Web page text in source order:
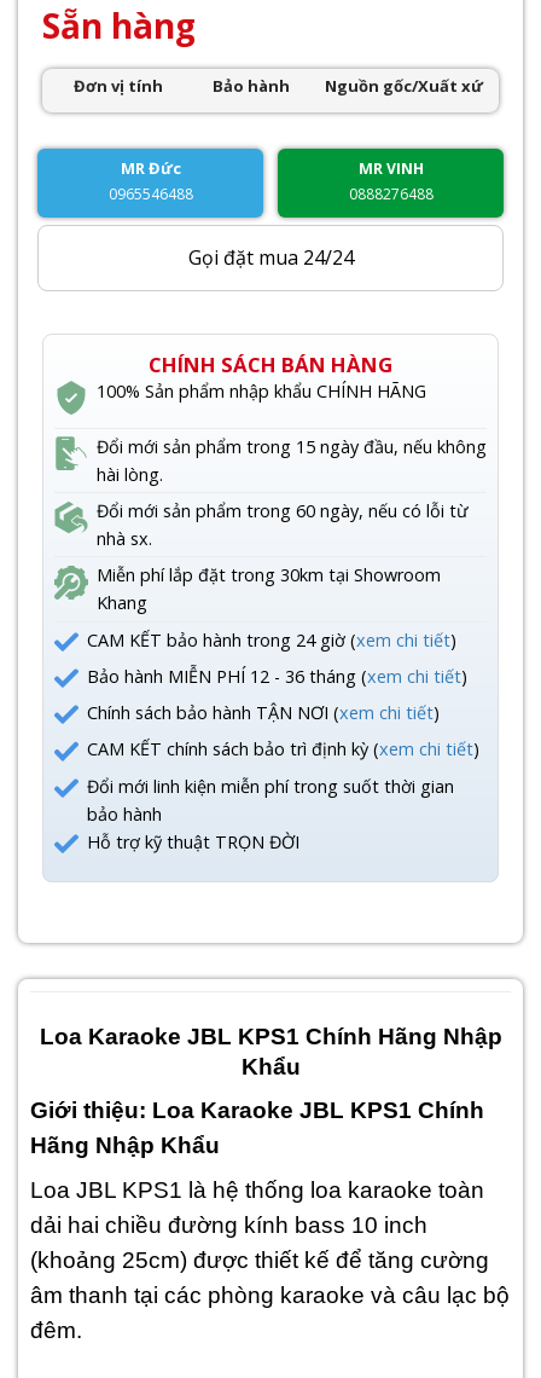
Sẵn hàng
Đơn vị tính Bảo hành Nguồn gốc/Xuất xứ
MR Đức
0965546488
MR VINH
0888276488
Gọi đặt mua 24/24
CHÍNH SÁCH BÁN HÀNG
100% Sản phẩm nhập khẩu CHÍNH HÃNG
Đổi mới sản phẩm trong 15 ngày đầu, nếu không
hài lòng.
Đổi mới sản phẩm trong 60 ngày, nếu có lỗi từ
nhà sx.
Miễn phí lắp đặt trong 30km tại Showroom
Khang
CAM KẾT bảo hành trong 24 giờ (xem chi tiết)
Bảo hành MIỄN PHÍ 12 - 36 tháng (xem chi tiết)
Chính sách bảo hành TẬN NƠI (xem chi tiết)
CAM KẾT chính sách bảo trì định kỳ (xem chi tiết)
Đổi mới linh kiện miễn phí trong suốt thời gian
bảo hành
Hỗ trợ kỹ thuật TRỌN ĐỜI
Loa Karaoke JBL KPS1 Chính Hãng Nhập
Khẩu
Giới thiệu: Loa Karaoke JBL KPS1 Chính
Hãng Nhập Khẩu
Loa JBL KPS1 là hệ thống loa karaoke toàn
dải hai chiều đường kính bass 10 inch
(khoảng 25cm) được thiết kế để tăng cường
âm thanh tại các phòng karaoke và câu lạc bộ
đêm.